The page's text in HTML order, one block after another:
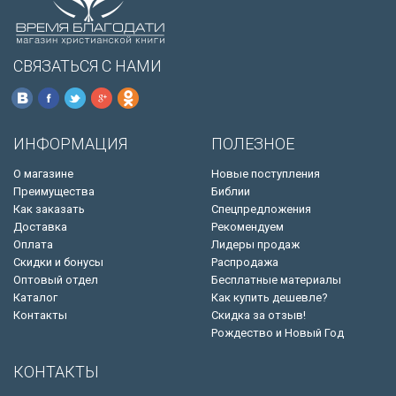
СВЯЗАТЬСЯ С НАМИ
ИНФОРМАЦИЯ
О магазине
Преимущества
Как заказать
Доставка
Оплата
Скидки и бонусы
Оптовый отдел
Каталог
Контакты
ПОЛЕЗНОЕ
Новые поступления
Библии
Спецпредложения
Рекомендуем
Лидеры продаж
Распродажа
Бесплатные материалы
Как купить дешевле?
Скидка за отзыв!
Рождество и Новый Год
КОНТАКТЫ